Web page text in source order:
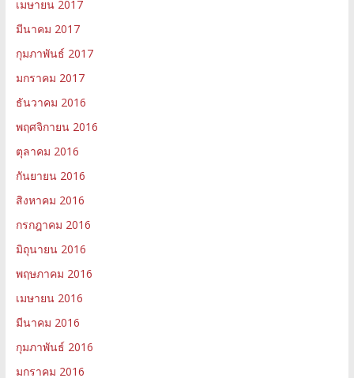
เมษายน 2017
มีนาคม 2017
กุมภาพันธ์ 2017
มกราคม 2017
ธันวาคม 2016
พฤศจิกายน 2016
ตุลาคม 2016
กันยายน 2016
สิงหาคม 2016
กรกฎาคม 2016
มิถุนายน 2016
พฤษภาคม 2016
เมษายน 2016
มีนาคม 2016
กุมภาพันธ์ 2016
มกราคม 2016